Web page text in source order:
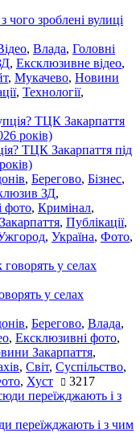
чого зроблені вулиці
, Влада, Головні
, Ексклюзивне відео,
, Мукачево, Новини
, Технології,
ТЦК Закарпаття під
, Берегово, Бізнес,
ЗД,
фото, Кримінал,
, Публікації,
, Україна, Фото,
у селах
, Берегово, Влада,
, Ексклюзивні фото,
Закарпаття,
, Світ, Суспільство,
, Хуст 3217
переїжджають і з чим